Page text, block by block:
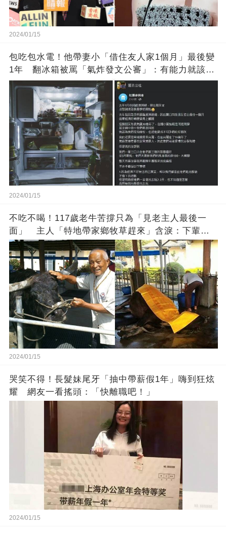
2024/01/15
包吃包水電！他帶妻小「借住友人家1個月」最後變
1年 翻冰箱被罵「氣炸發文公審」：有能力就該大
方
2024/01/15
不吃不喝！117歲老牛苦撐只為「見老主人最後一
面」 主人「特地帶家鄉牧草趕來」含淚：下輩子
找個好人家
2024/01/15
哭笑不得！長髮妹尾牙「抽中帶薪假1年」嗨到狂炫
耀 網友一看搖頭：「快離職吧！」
2024/01/15